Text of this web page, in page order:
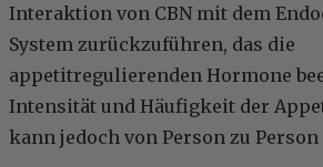
Interaktion von CBN mit dem
System zurückzuführen, das die
appetitregulierenden Hormone
Intensität und Häufigkeit der
kann jedoch von Person zu